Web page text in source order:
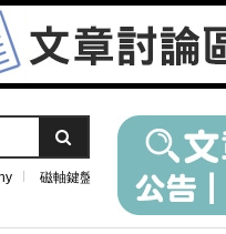
磁軸鍵盤